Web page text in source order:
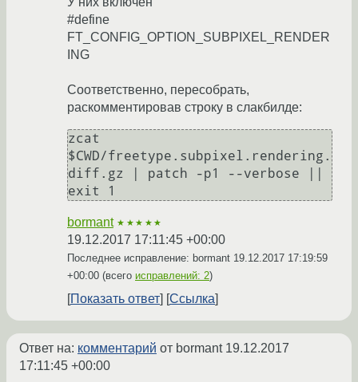
#define
FT_CONFIG_OPTION_SUBPIXEL_RENDER
ING
Соответственно, пересобрать,
раскомментировав строку в слакбилде:
zcat
$CWD/freetype.subpixel.rendering.
diff.gz | patch -p1 --verbose ||
exit 1
bormant ★★★★★
19.12.2017 17:11:45 +00:00
Последнее исправление: bormant 19.12.2017 17:19:59
+00:00 (всего исправлений: 2)
Показать ответ Ссылка
Ответ на: комментарий от bormant 19.12.2017
17:11:45 +00:00